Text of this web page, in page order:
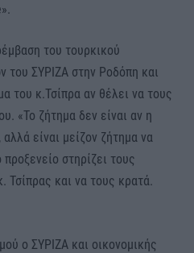
του τουρκικού
του ΣΥΡΙΖΑ στην Ροδόπη και
του κ.Τσίπρα αν θέλει να τους
«Το ζήτημα δεν είναι αν η
είναι μείζον ζήτημα να
στηρίζει τους
Τσίπρας και να τους κρατά.
ο ΣΥΡΙΖΑ και οικονομικής